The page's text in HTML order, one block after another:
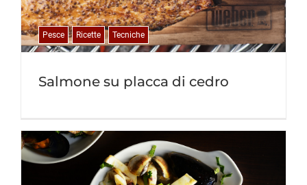
Salmone su placca di cedro
Pesce Ricette Tecniche